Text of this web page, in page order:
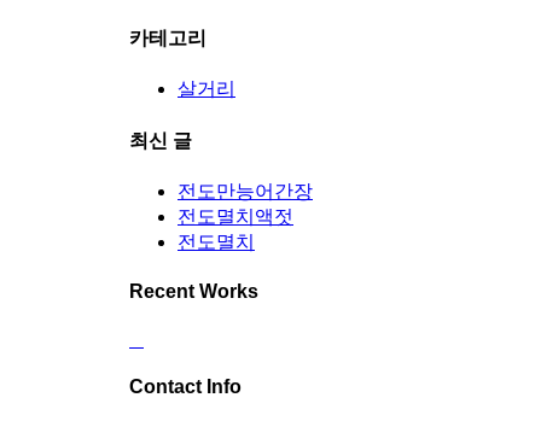
카테고리
살거리
최신 글
전도만능어간장
전도멸치액젓
전도멸치
Recent Works
Contact Info